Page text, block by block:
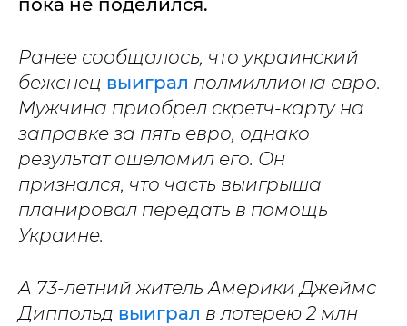
пока не поделился.
Ранее сообщалось, что украинский
беженец выиграл полмиллиона евро.
Мужчина приобрел скретч-карту на
заправке за пять евро, однако
результат ошеломил его. Он
признался, что часть выигрыша
планировал передать в помощь
Украине.
А 73-летний житель Америки Джеймс
Диппольд выиграл в лотерею 2 млн